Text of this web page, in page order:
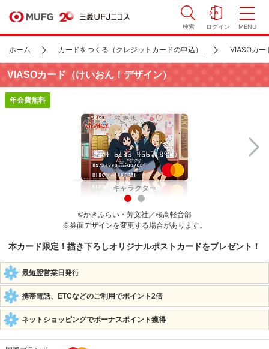
検索 ログイン MENU
ホーム カードをつくる（クレジットカードの申込） VIASOカー
VIASOカード（けいおん！デザイン）
年会費無料
キャラクター
©かきふらい・芳文社／桜高軽音部
※券面デザインを変更する場合があります。
本カード限定！描き下ろしオリジナルポストカードをプレゼント！
最短翌営業日発行
携帯電話、ETCなどのご利用でポイント2倍
ネットショッピングでボーナスポイント獲得